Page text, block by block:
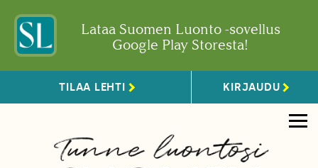
Lataa Suomen Luonto -sovellus
Google Play Storesta!
TILAA LEHTI KIRJAUDU